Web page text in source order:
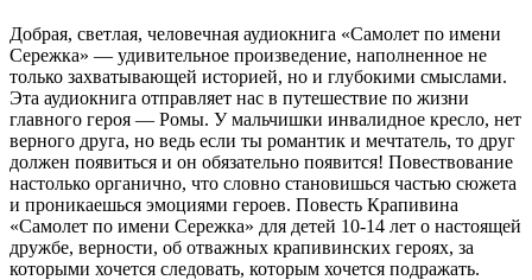
Добрая, светлая, человечная аудиокнига «Самолет по имени
Сережка» — удивительное произведение, наполненное не
только захватывающей историей, но и глубокими смыслами.
Эта аудиокнига отправляет нас в путешествие по жизни
главного героя — Ромы. У мальчишки инвалидное кресло, нет
верного друга, но ведь если ты романтик и мечтатель, то друг
должен появиться и он обязательно появится! Повествование
настолько органично, что словно становишься частью сюжета
и проникаешься эмоциями героев. Повесть Крапивина
«Самолет по имени Сережка» для детей 10-14 лет о настоящей
дружбе, верности, об отважных крапивинских героях, за
которыми хочется следовать, которым хочется подражать.